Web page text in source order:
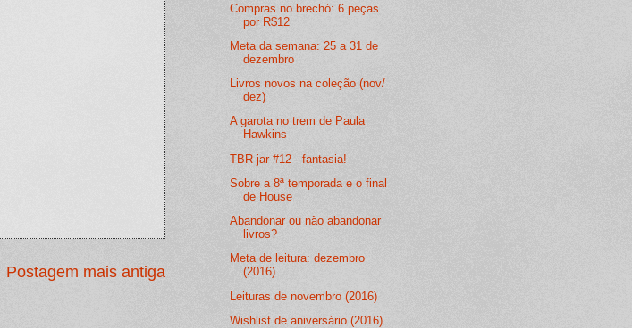
Postagem mais antiga
Compras no brechó: 6 peças
por R$12
Meta da semana: 25 a 31 de
dezembro
Livros novos na coleção (nov/
dez)
A garota no trem de Paula
Hawkins
TBR jar #12 - fantasia!
Sobre a 8ª temporada e o final
de House
Abandonar ou não abandonar
livros?
Meta de leitura: dezembro
(2016)
Leituras de novembro (2016)
Wishlist de aniversário (2016)